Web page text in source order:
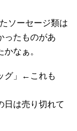
ソーセージ類は
ったものがあ
なぁ。
グ」←これも
日は売り切れて